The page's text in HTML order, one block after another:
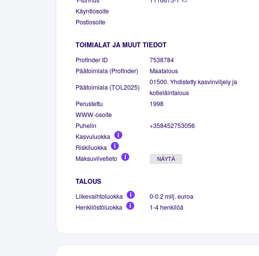
Käyntiosoite
Postiosoite
TOIMIALAT JA MUUT TIEDOT
Profinder ID
7538784
Päätoimiala (Profinder)
Maatalous
Päätoimiala (TOL2025)
01500. Yhdistetty kasvinviljely ja
kotieläintalous
Perustettu
1998
WWW-osoite
Puhelin
+358452753056
Kasvuluokka
Riskiluokka
Maksuviivetieto
NÄYTÄ
TALOUS
Liikevaihtoluokka
0-0.2 milj. euroa
Henkilöstöluokka
1-4 henkilöä